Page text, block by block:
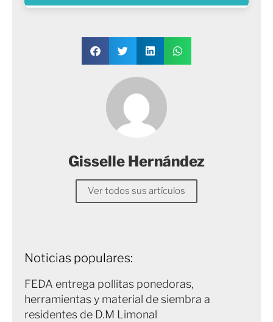
Gisselle Hernández
Ver todos sus artículos
Noticias populares:
FEDA entrega pollitas ponedoras,
herramientas y material de siembra a
residentes de D.M Limonal